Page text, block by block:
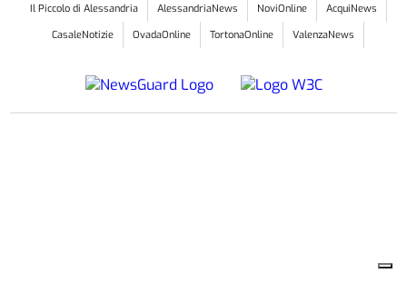
Il Piccolo di Alessandria AlessandriaNews NoviOnline
AcquiNews
CasaleNotizie
OvadaOnline TortonaOnline ValenzaNews